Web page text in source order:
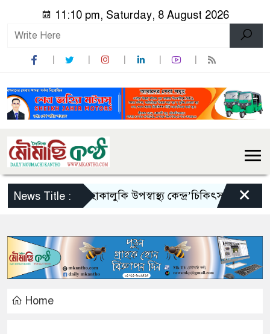
11:10 pm, Saturday, 8 August 2026
News Title :
অরক্ষিত ‘হাকালুকি উপস্বাস্থ্য কেন্দ্র’চিকিৎসা বঞ্চিত হাওর
×
Home